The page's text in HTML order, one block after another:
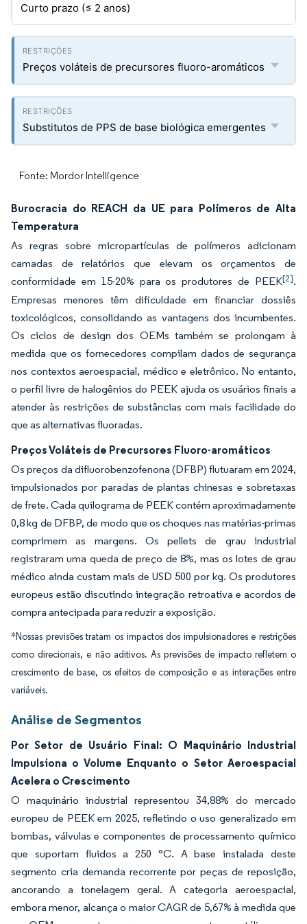
Curto prazo (≤ 2 anos)
Preços voláteis de precursores fluoro-aromáticos
Substitutos de PPS de base biológica emergentes
Fonte: Mordor Intelligence
Burocracia do REACH da UE para Polímeros de Alta
Temperatura
As regras sobre micropartículas de polímeros adicionam
camadas de relatórios que elevam os orçamentos de
conformidade em 15-20% para os produtores de PEEK[2].
Empresas menores têm dificuldade em financiar dossiês
toxicológicos, consolidando as vantagens dos incumbentes.
Os ciclos de design dos OEMs também se prolongam à
medida que os fornecedores compilam dados de segurança
nos contextos aeroespacial, médico e eletrônico. No entanto,
o perfil livre de halogênios do PEEK ajuda os usuários finais a
atender às restrições de substâncias com mais facilidade do
que as alternativas fluoradas.
Preços Voláteis de Precursores Fluoro-aromáticos
Os preços da difluorobenzofenona (DFBP) flutuaram em 2024,
impulsionados por paradas de plantas chinesas e sobretaxas
de frete. Cada quilograma de PEEK contém aproximadamente
0,8 kg de DFBP, de modo que os choques nas matérias-primas
comprimem as margens. Os pellets de grau industrial
registraram uma queda de preço de 8%, mas os lotes de grau
médico ainda custam mais de USD 500 por kg. Os produtores
europeus estão discutindo integração retroativa e acordos de
compra antecipada para reduzir a exposição.
*Nossas previsões tratam os impactos dos impulsionadores e restrições
como direcionais, e não aditivos. As previsões de impacto refletem o
crescimento de base, os efeitos de composição e as interações entre
variáveis.
Análise de Segmentos
Por Setor de Usuário Final: O Maquinário Industrial
Impulsiona o Volume Enquanto o Setor Aeroespacial
Acelera o Crescimento
O maquinário industrial representou 34,88% do mercado
europeu de PEEK em 2025, refletindo o uso generalizado em
bombas, válvulas e componentes de processamento químico
que suportam fluidos a 250 °C. A base instalada deste
segmento cria demanda recorrente por peças de reposição,
ancorando a tonelagem geral. A categoria aeroespacial,
embora menor, alcança o maior CAGR de 5,67% à medida que